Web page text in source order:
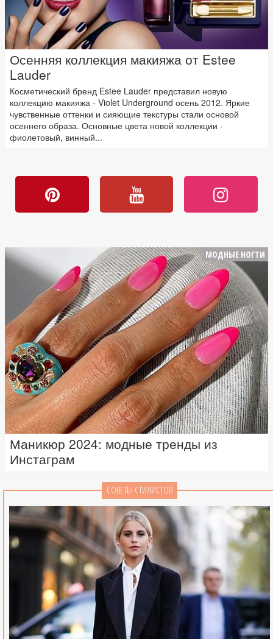
Осенняя коллекция макияжа от Estee
Lauder
Косметический бренд Estee Lauder представил новую
коллекцию макияжа - Violet Underground осень 2012. Яркие
чувственные оттенки и сияющие текстуры стали основой
осеннего образа. Основные цвета новой коллекции -
фиолетовый, винный...
МОДНЫЕ НОГТИ
Маникюр 2024: модные тренды из
Инстаграм
СОВЕТЫ СТИЛИСТОВ